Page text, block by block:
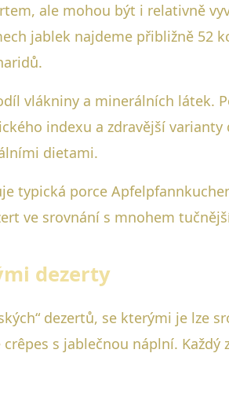
ale mohou být i relativně
jablek najdeme přibližně 52
vlákniny a minerálních látek.
indexu a zdravější
dietami.
typická porce
ve srovnání s mnohem
dezerty
dezertů, se kterými je lze
s jablečnou náplní.